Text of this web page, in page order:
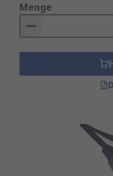
Menge